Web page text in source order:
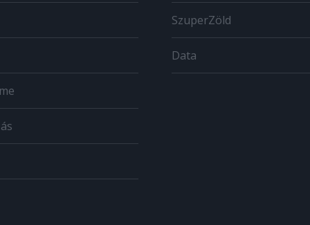
SzuperZöld
Data